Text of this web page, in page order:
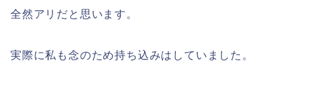
全然アリだと思います。
実際に私も念のため持ち込みはしていました。